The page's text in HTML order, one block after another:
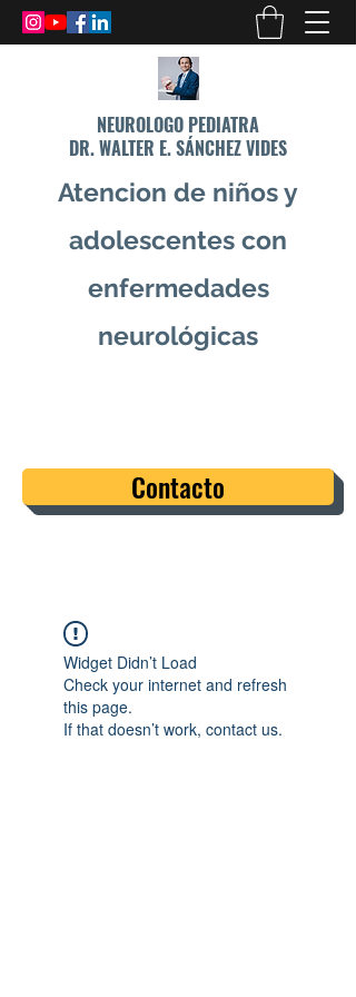
NEUROLOGO PEDIATRA
DR. WALTER E. SÁNCHEZ VIDES
Atencion de niños y
adolescentes con
enfermedades
neurológicas
Contacto
Widget Didn’t Load
Check your internet and refresh
this page.
If that doesn’t work, contact us.